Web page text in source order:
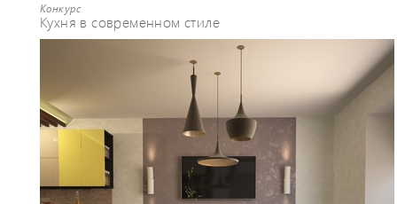
Конкурс
Кухня в современном стиле